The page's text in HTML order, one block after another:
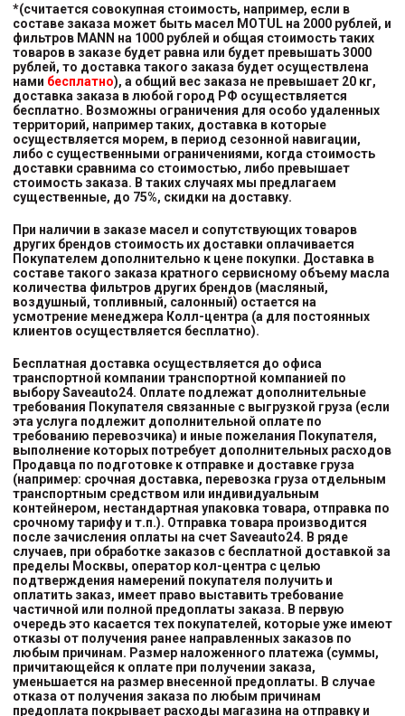
*(считается совокупная стоимость, например, если в
составе заказа может быть масел MOTUL на 2000 рублей, и
фильтров MANN на 1000 рублей и общая стоимость таких
товаров в заказе будет равна или будет превышать 3000
рублей, то доставка такого заказа будет осуществлена
нами бесплатно), а общий вес заказа не превышает 20 кг,
доставка заказа в любой город РФ осуществляется
бесплатно. Возможны ограничения для особо удаленных
территорий, например таких, доставка в которые
осуществляется морем, в период сезонной навигации,
либо с существенными ограничениями, когда стоимость
доставки сравнима со стоимостью, либо превышает
стоимость заказа. В таких случаях мы предлагаем
существенные, до 75%, скидки на доставку.
При наличии в заказе масел и сопутствующих товаров
других брендов стоимость их доставки оплачивается
Покупателем дополнительно к цене покупки. Доставка в
составе такого заказа кратного сервисному объему масла
количества фильтров других брендов (масляный,
воздушный, топливный, салонный) остается на
усмотрение менеджера Колл-центра (а для постоянных
клиентов осуществляется бесплатно).
Бесплатная доставка осуществляется до офиса
транспортной компании транспортной компанией по
выборуSaveauto24. Оплате подлежат дополнительные
требования Покупателя связанные с выгрузкой груза (если
эта услуга подлежит дополнительной оплате по
требованию перевозчика) и иные пожелания Покупателя,
выполнение которых потребует дополнительных расходов
Продавца по подготовке к отправке и доставке груза
(например: срочная доставка, перевозка груза отдельным
транспортным средством или индивидуальным
контейнером, нестандартная упаковка товара, отправка по
срочному тарифу и т.п.). Отправка товара производится
после зачисления оплаты на счет Saveauto24. В ряде
случаев, при обработке заказов с бесплатной доставкой за
пределы Москвы, оператор кол-центра с целью
подтверждения намерений покупателя получить и
оплатить заказ, имеет право выставить требование
частичной или полной предоплаты заказа. В первую
очередь это касается тех покупателей, которые уже имеют
отказы от получения ранее направленных заказов по
любым причинам. Размер наложенного платежа (суммы,
причитающейся к оплате при получении заказа,
уменьшается на размер внесенной предоплаты. В случае
отказа от получения заказа по любым причинам
предоплата покрывает расходы магазина на отправку и